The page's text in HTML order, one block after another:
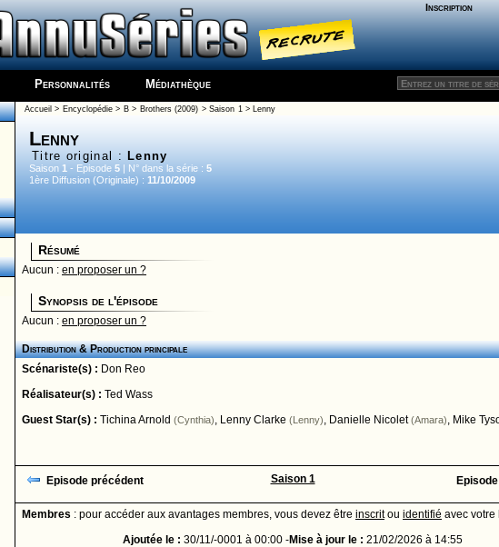
Inscription
Personnalités Médiathèque
Accueil > Encyclopédie> B> Brothers (2009) >Saison 1> Lenny
Lenny
Titre original : Lenny
Saison 1 - Episode 5 | N° dans la série : 5
1ère Diffusion (Originale) : 11/10/2009
Résumé
Aucun : en proposer un ?
Synopsis de l'épisode
Aucun : en proposer un ?
Distribution & Production principale
Scénariste(s) : Don Reo
Réalisateur(s) : Ted Wass
Guest Star(s) : Tichina Arnold (Cynthia), Lenny Clarke (Lenny), Danielle Nicolet (Amara), Mike
Episode précédent Saison 1
Membres : pour accéder aux avantages membres, vous devez être inscritou identifié avec votre
Ajoutée le : 30/11/-0001 à 00:00 -Mise à jour le : 21/02/2026 à 14:55